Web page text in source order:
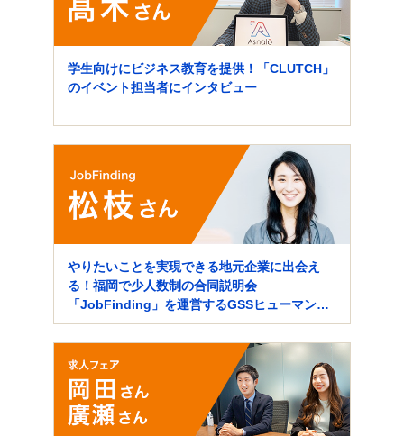
学生向けにビジネス教育を提供！「CLUTCH」
のイベント担当者にインタビュー
やりたいことを実現できる地元企業に出会え
る！福岡で少人数制の合同説明会
「JobFinding」を運営するGSSヒューマンソ
リューションズにインタビュー！